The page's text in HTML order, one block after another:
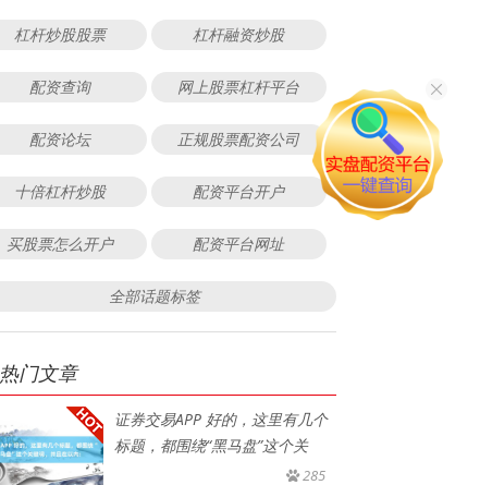
杠杆炒股股票 杠杆融资炒股
配资查询 网上股票杠杆平台
配资论坛 正规股票配资公司
十倍杠杆炒股 配资平台开户
买股票怎么开户 配资平台网址
全部话题标签
热门文章
证券交易APP 好的，这里有几个
标题，都围绕“黑马盘”这个关
285